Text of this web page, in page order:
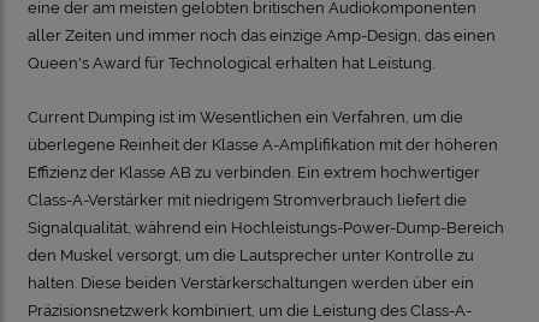
eine der am meisten gelobten britischen Audiokomponenten
aller Zeiten und immer noch das einzige Amp-Design, das einen
Queen's Award für Technological erhalten hat Leistung.
Current Dumping ist im Wesentlichen ein Verfahren, um die
überlegene Reinheit der Klasse A-Amplifikation mit der höheren
Effizienz der Klasse AB zu verbinden. Ein extrem hochwertiger
Class-A-Verstärker mit niedrigem Stromverbrauch liefert die
Signalqualität, während ein Hochleistungs-Power-Dump-Bereich
den Muskel versorgt, um die Lautsprecher unter Kontrolle zu
halten. Diese beiden Verstärkerschaltungen werden über ein
Präzisionsnetzwerk kombiniert, um die Leistung des Class-A-